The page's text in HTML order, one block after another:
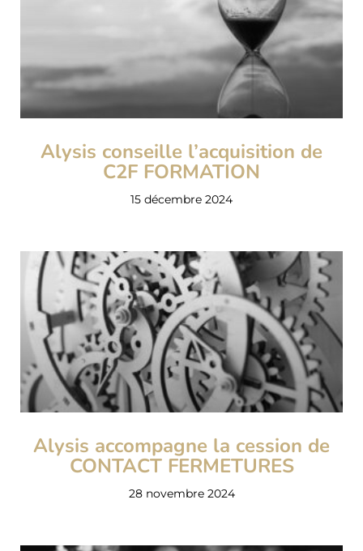
Alysis conseille l’acquisition de
C2F FORMATION
15 décembre 2024
Alysis accompagne la cession de
CONTACT FERMETURES
28 novembre 2024